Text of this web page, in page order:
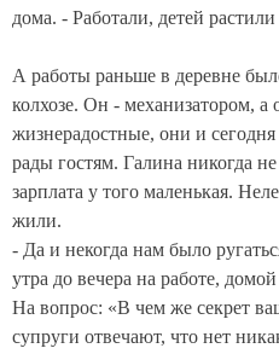
дома. - Работали, детей
А работы раньше в деревне
колхозе. Он - механизатором, а
жизнерадостные, они и
рады гостям. Галина никогда
зарплата у того маленькая.
жили.
- Да и некогда нам было
утра до вечера на работе,
На вопрос: «В чем же секрет
супруги отвечают, что нет